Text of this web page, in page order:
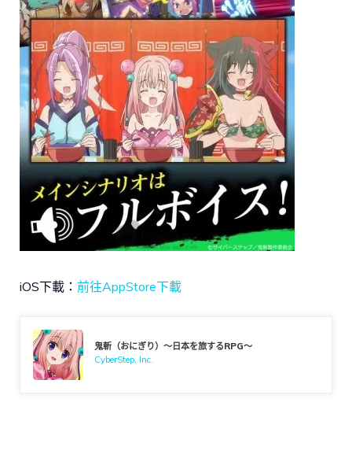
iOS下載： 前往AppStore下載
鬼斬（おにぎり）～日本を旅するRPG～
CyberStep, Inc.